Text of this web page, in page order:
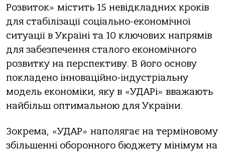
Розвиток» містить 15 невідкладних кроків
для стабілізації соціально-економічної
ситуації в Україні та 10 ключових напрямів
для забезпечення сталого економічного
розвитку на перспективу. В його основу
покладено інноваційно-індустріальну
модель економіки, яку в «УДАРі» вважають
найбільш оптимальною для України.
Зокрема, «УДАР» наполягає на терміновому
збільшенні оборонного бюджету мінімум на